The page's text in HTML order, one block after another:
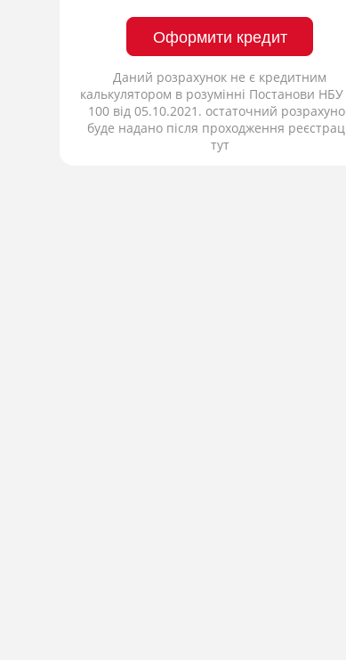
Оформити кредит
Даний розрахунок не є кредитним
калькулятором в розумінні Постанови
100 від 05.10.2021. остаточний
буде надано після проходження
тут